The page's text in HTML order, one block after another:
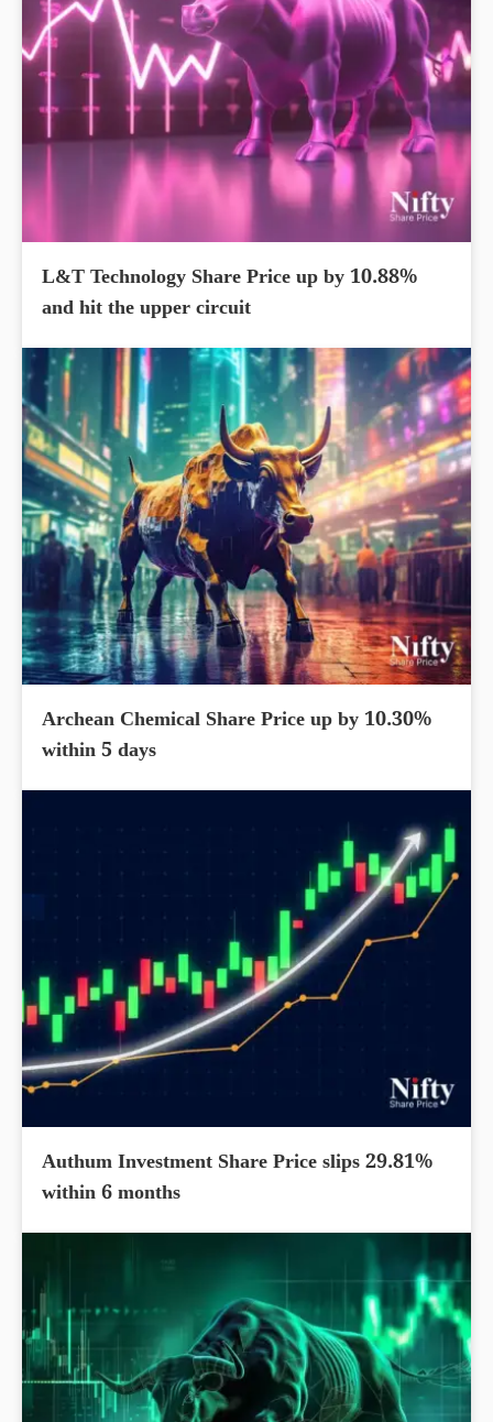
L&T Technology Share Price up by 10.88%
and hit the upper circuit
Archean Chemical Share Price up by 10.30%
within 5 days
Authum Investment Share Price slips 29.81%
within 6 months